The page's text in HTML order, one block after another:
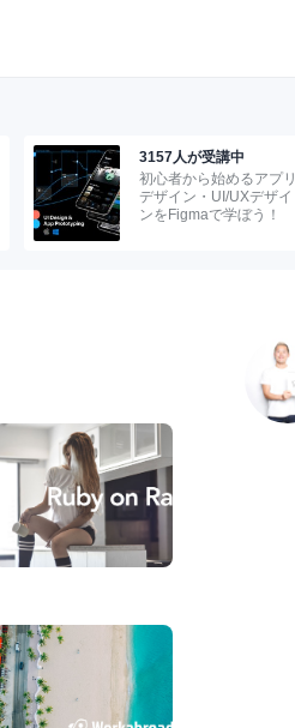
3157人が受講中
初心者から始めるアプリ
デザイン・UI/UXデザイ
ンをFigmaで学ぼう！